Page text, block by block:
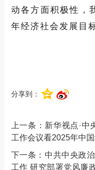
动各方面积极性，
年经济社会发展目
分享到：
上一条： 新华视点·中
工作会议看2025年中
下一条： 中共中央政
工作 研究部署党风廉